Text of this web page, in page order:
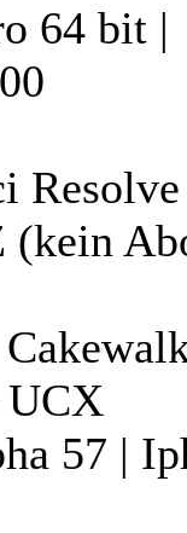
64 bit
(kein
UCX
57 |